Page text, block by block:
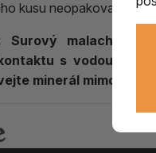
kusu neopakovatelný
Surový malachit
s vodou. Po
minerál mimo